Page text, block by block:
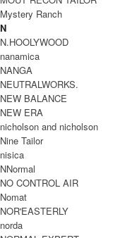
Mystery Ranch
N
N.HOOLYWOOD
nanamica
NANGA
NEUTRALWORKS.
NEW BALANCE
NEW ERA
nicholson and nicholson
Nine Tailor
nisica
NNormal
NO CONTROL AIR
Nomat
NOR'EASTERLY
norda